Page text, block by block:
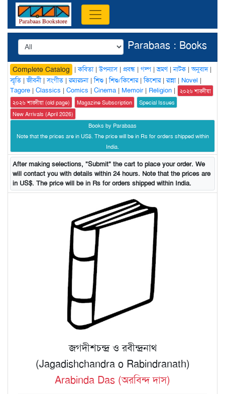
Parabaas : Books
Complete Catalog |কবিতা|উপন্যাস| প্রবন্ধ | গল্প |ভ্রমণ|নাটক |অনুবাদ|
স্মৃতি |জীবনী|সংগীত |রম্যরচনা|শিশু |শিশু/কিশোর|কিশোর|রান্না| Novel |
Tagore | Classics | Comics | Cinema | Memoir| Religion |
২০২৬ শারদীয়া
২০২৬ শারদীয়া (old page)
Magazine Subscription
Special Issues
New Arrivals (April 2026)
Books by Parabaas
Note that the prices are in US$. The price will be in Rs for orders shipped within
India.
After making selections, "Submit" the cart to place your order. We
will contact you with details within 24 hours. Note that the prices are
in US$. The price will be in Rs for orders shipped within India.
জগদীশচন্দ্র ও রবীন্দ্রনাথ
(Jagadishchandra o Rabindranath)
Arabinda Das (অরবিন্দ দাস)